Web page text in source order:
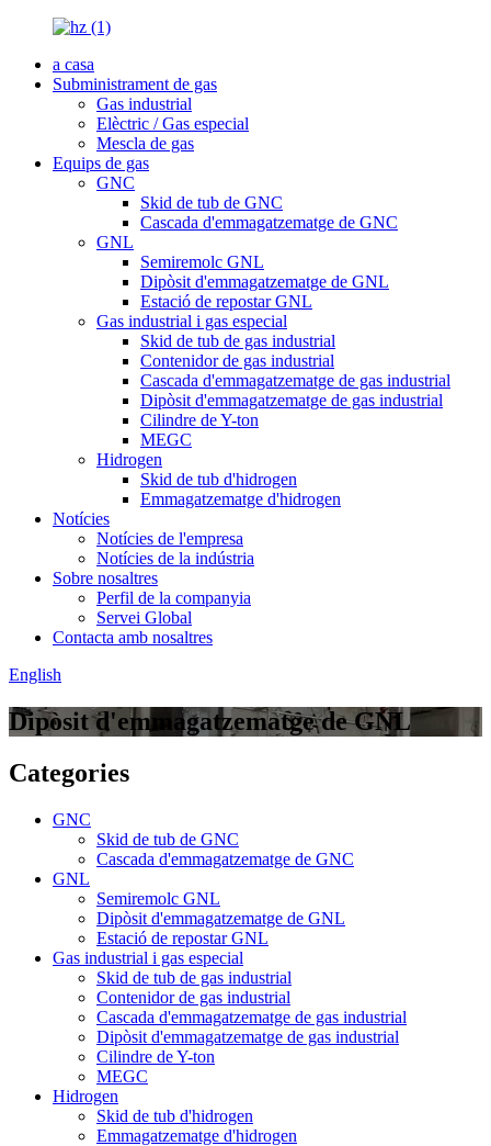
a casa
Subministrament de gas
Gas industrial
Elèctric / Gas especial
Mescla de gas
Equips de gas
GNC
Skid de tub de GNC
Cascada d'emmagatzematge de GNC
GNL
Semiremolc GNL
Dipòsit d'emmagatzematge de GNL
Estació de repostar GNL
Gas industrial i gas especial
Skid de tub de gas industrial
Contenidor de gas industrial
Cascada d'emmagatzematge de gas industrial
Dipòsit d'emmagatzematge de gas industrial
Cilindre de Y-ton
MEGC
Hidrogen
Skid de tub d'hidrogen
Emmagatzematge d'hidrogen
Notícies
Notícies de l'empresa
Notícies de la indústria
Sobre nosaltres
Perfil de la companyia
Servei Global
Contacta amb nosaltres
English
Dipòsit d'emmagatzematge de GNL
Categories
GNC
Skid de tub de GNC
Cascada d'emmagatzematge de GNC
GNL
Semiremolc GNL
Dipòsit d'emmagatzematge de GNL
Estació de repostar GNL
Gas industrial i gas especial
Skid de tub de gas industrial
Contenidor de gas industrial
Cascada d'emmagatzematge de gas industrial
Dipòsit d'emmagatzematge de gas industrial
Cilindre de Y-ton
MEGC
Hidrogen
Skid de tub d'hidrogen
Emmagatzematge d'hidrogen